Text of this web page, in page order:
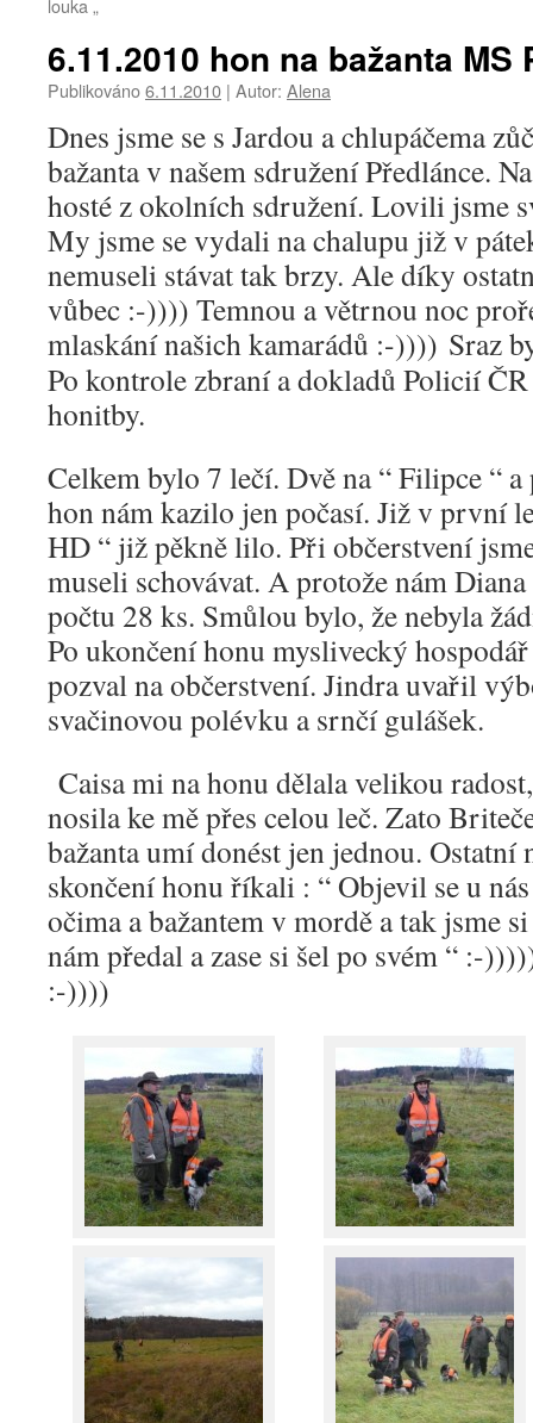
louka „
6.11.2010 hon na bažanta MS
Publikováno6.11.2010 | Autor: Alena
Dnes jsme se s Jardou a chlupáčema
bažanta v našem sdružení Předlánce.
hosté z okolních sdružení. Lovili jsme
My jsme se vydali na chalupu již v
nemuseli stávat tak brzy. Ale díky
vůbec :-)))) Temnou a větrnou noc
mlaskání našich kamarádů :-)))) Sraz
Po kontrole zbraní a dokladů Policií
honitby.
Celkem bylo 7 lečí. Dvě na “ Filipce “ a
hon nám kazilo jen počasí. Již v první
HD “ již pěkně lilo. Při občerstvení
museli schovávat. A protože nám
počtu 28 ks. Smůlou bylo, že nebyla
Po ukončení honu myslivecký
pozval na občerstvení. Jindra uvařil
svačinovou polévku a srnčí gulášek.
Caisa mi na honu dělala velikou
nosila ke mě přes celou leč. Zato
bažanta umí donést jen jednou.
skončení honu říkali : “ Objevil se u
očima a bažantem v mordě a tak jsme
nám předal a zase si šel po svém “ :-
:-))))